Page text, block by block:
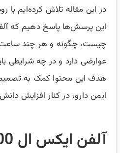
در این مقاله تلاش کرده‌ایم با
چیست، چگونه و هر چند
عوارضی دارد و در چه شرایطی
هدف این محتوا کمک به
ایمن دارو، در کنار افزایش
آلفن ایکس ال 100 چیست؟